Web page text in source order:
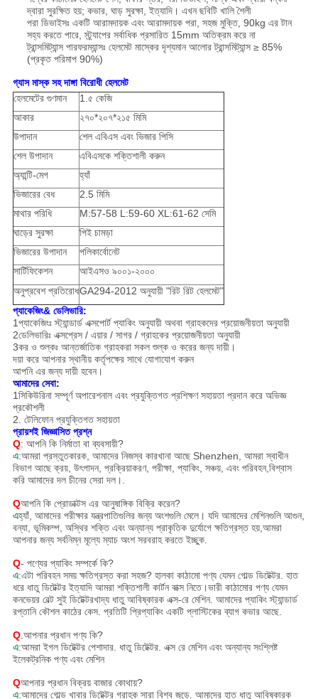
দ্বারা সুরক্ষিত হয়; কভার, ঘাড় সুরক্ষা, ইত্যাদি। এখন ছবিটি খালি শৈলী
পরা ডিভাইসঃ একটি আরামদায়ক এবং আরামদায়ক পরা, সহজ মুক্তি, 90kg এর টান
সহ্য করতে পারে, স্ট্র্যাপের সর্বাধিক প্রসারিত 15mm অতিক্রম করে না
ট্রান্সমিট্যান্স পারফরম্যান্সঃ হেলমেট মাস্কের দৃশ্যমান আলোর ট্রান্সমিট্যান্স ≥ 85%
(প্রকৃত পরিমাপ 90%)
গ্যাস মাস্ক সহ দাঙ্গা বিরোধী হেলমেট
হেলমেটের গুণমান
1.৫ কেজি
আকার
২৭০*২০৭*২১৫ মিমি
উপাদান
শেল এবিএস এবং ভিজার পিসি
শেল উপাদান
এবিএসকে শক্তিশালী করুন
অ্যান্টি-মেগ
হ্যাঁ
ভিজারের বেধ
2.5 মিমি
মাথার পরিধি
M:57-58 L:59-60 XL:61-62 সেমি
ঘাড়ের সুরক্ষা
পিই চামড়া
ভিজারের উপাদান
পলিকার্বোনেট
সার্টিফিকেশন
আইএসও ৯০০১-২০০০
অনুপ্রবেশ প্রতিরোধGA294-2012 অনুযায়ী "রিট রিট হেলমেট"
প্যাকেজিং& ডেলিভারি:
1প্যাকেজিংঃ স্ট্যান্ডার্ড এক্সপোর্ট প্যাকিং অনুযায়ী অথবা গ্রাহকদের প্রয়োজনীয়তা অনুযায়ী
2ডেলিভারিঃ এক্সপ্রেস / এয়ার / সাগর / গ্রাহকের প্রয়োজনীয়তা অনুযায়ী
3কর ও শুল্কঃ আন্তর্জাতিক গ্রাহকরা সকল শুল্ক ও করের জন্য দায়ী।
দয়া করে আপনার স্থানীয় কর্তৃপক্ষের সাথে যোগাযোগ করুন
আপনি এর জন্য দায়ী হবেন।
আমাদের সেবা:
1সিকিউরিনা সম্পূর্ণ অপারেশনাল এবং প্রযুক্তিগত প্রশিক্ষণ সহায়তা প্রদান করে অভিজ্ঞ
প্রকৌশলী
2. টেলিফোন প্রযুক্তিগত সহায়তা
প্রায়শই জিজ্ঞাসিত প্রশ্ন
Q: আপনি কি নির্মাতা বা ব্যবসায়ী?
এ:আমরা প্রস্তুতকারক, আমাদের নিজস্ব কারখানা আছে Shenzhen, আমরা স্বাধীন
বিভাগ আছে ক্রয়, উৎপাদন, প্রক্রিয়াকরণ, পরীক্ষা, প্যাকিং, সঞ্চয়, এবং পরিবহন,বিশ্বাস
করি আমাদের দল চীনের সেরা দল।.
Qআপনি কি প্রোডাক্টস এর আনুষাঙ্গিক বিক্রি করেন?
এহ্যাঁ, আমাদের পরীক্ষার যন্ত্রপাতিগুলির জন্য অংশগুলি মেলে। যদি আমাদের মেশিনগুলি আগুন,
বন্যা, ভূমিকম্প, অস্থির শক্তি এবং অন্যান্য প্রাকৃতিক দুর্যোগে ক্ষতিগ্রস্ত হয়,আমরা
আপনার জন্য সর্বনিম্ন মূল্যে ম্যাচ অংশ সরবরাহ করতে ইচ্ছুক.
Q- পণ্যের প্যাকিং সম্পর্কে কি?
এ:এটা পরিবহন সময় ক্ষতিগ্রস্ত করা সহজ? হালকা কাঠামো পণ্য যেমন গোল্ড ডিটেক্টর. হাত
ধরে ধাতু ডিটেক্টর ইত্যাদি আমরা শক্তিশালী কার্টন বাক্স নিতে।ভারী কাঠামোর পণ্য যেমন
কনভেয়র বেল্ট সুই ডিটেক্টরখাদ্য ধাতু আবিষ্কারক এক্স-রে মেশিন. আমাদের প্যাকিং স্ট্যান্ডার্ড
রপ্তানি কৌশল কাঠের কেস. প্রতিটি প্রিপ্যাকিং একটি প্লাস্টিকের ব্যাগ কভার আছে.
Q.আপনার প্রধান পণ্য কি?
এ:আমরা ইগল ডিটেক্টর পেশাদার. ধাতু ডিটেক্টর. এক্স রে মেশিন এবং অন্যান্য সংশ্লিষ্ট
ইলেকট্রনিক পণ্য এবং মেশিন
Qআপনার প্রধান বিক্রয় বাজার কোথায়?
এ:আমাদের গোল্ড খাবার ডিটেক্টর গ্রাহক সারা বিশ্ব জুড়ে. আমাদের হাত ধাতু আবিষ্কারক